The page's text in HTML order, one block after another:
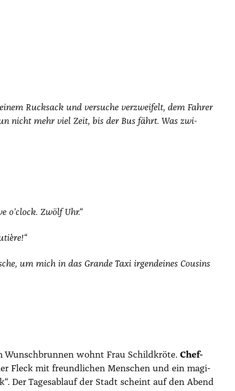
Ruck­sack und ver­su­che ver­zwei­felt, dem Fah­rer
nicht mehr viel Zeit, bis der Bus fährt. Was zwi­
o’clock. Zwölf Uhr.“
um mich in das Gran­de Taxi irgend­ei­nes Cou­sins
Wunsch­brun­nen wohnt Frau Schild­krö­te. Chef­
Fleck mit freund­li­chen Men­schen und ein magi­
. Der Tages­ab­lauf der Stadt scheint auf den Abend